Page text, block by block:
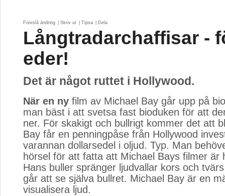
Föreslå ändring Skriv ut Tipsa Dela
Långtradarchaffisar -
eder!
Det är något ruttet i Hollywood.
När en ny film av Michael Bay går upp på
man bäst i att svetsa fast bioduken för att
ner. För skakigt och bullrigt kommer det att
Bay får en penningpåse från Hollywood
varannan dollarsedel i oljud. Typ. Man
hörsel för att fatta att Michael Bays filmer är
Hans buller spränger ljudvallar kors och
går att se själva bullret. Michael Bay är en
visualisera ljud.